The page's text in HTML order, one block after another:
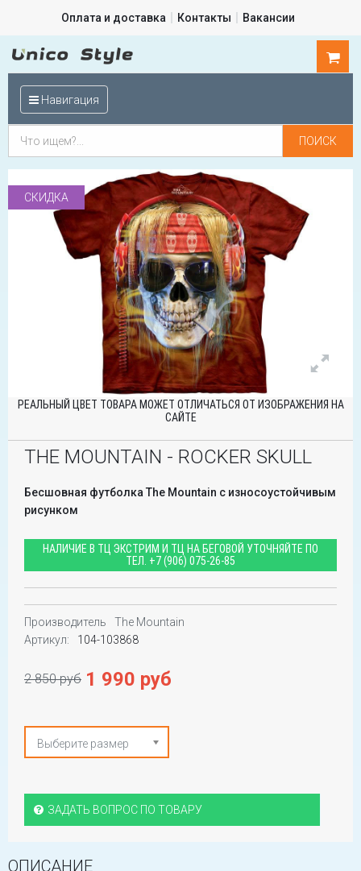
Оплата и доставка Контакты Вакансии
Навигация
СКИДКА
РЕАЛЬНЫЙ ЦВЕТ ТОВАРА МОЖЕТ ОТЛИЧАТЬСЯ ОТ ИЗОБРАЖЕНИЯ НА
САЙТЕ
THE MOUNTAIN - ROCKER SKULL
Бесшовная футболка The Mountain с износоустойчивым
рисунком
НАЛИЧИЕ В ТЦ ЭКСТРИМ И ТЦ НА БЕГОВОЙ УТОЧНЯЙТЕ ПО
ТЕЛ. +7 (906) 075-26-85
Производитель
The Mountain
Артикул:
104-103868
2 850 руб 1 990 руб
Выберите размер
ЗАДАТЬ ВОПРОС ПО ТОВАРУ
ОПИСАНИЕ